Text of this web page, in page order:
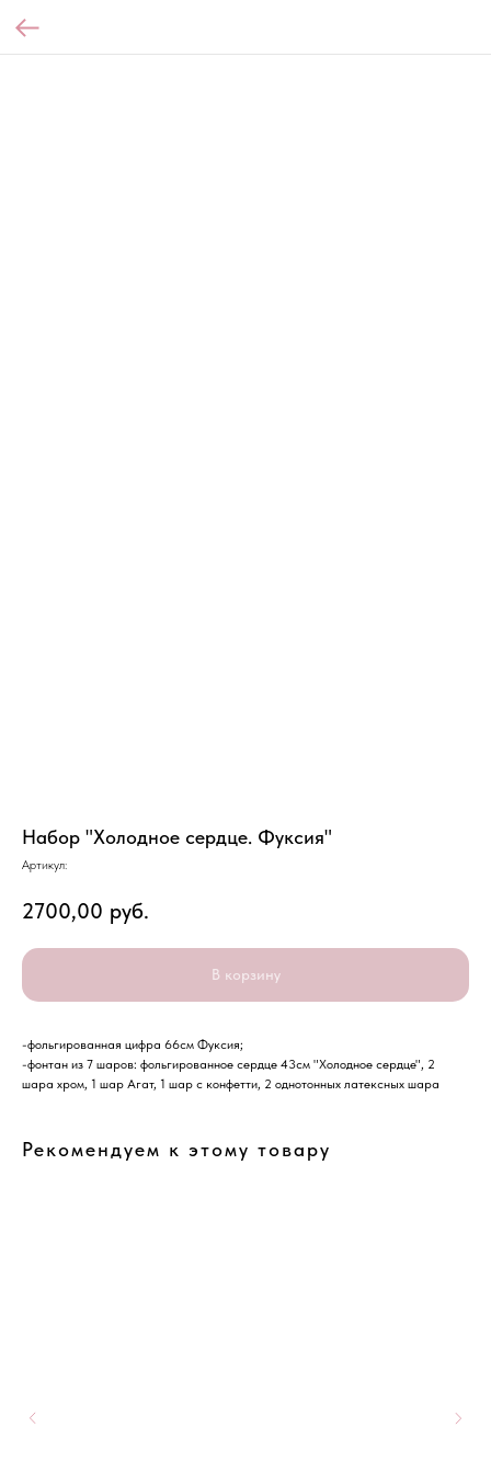
Набор "Холодное сердце. Фуксия"
Артикул:
2700,00 руб.
В корзину
-фольгированная цифра 66см Фуксия;
-фонтан из 7 шаров: фольгированное сердце 43см "Холодное сердце", 2
шара хром, 1 шар Агат, 1 шар с конфетти, 2 однотонных латексных шара
Рекомендуем к этому товару